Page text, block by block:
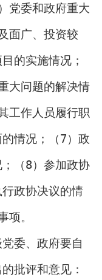
党委和政府重大
面广、投资较
的实施情况；
大问题的解决情
工作人员履行职
情况；（7）政
（8）参加政协
政协决议的情
项。
委、政府要自
批评和意见：